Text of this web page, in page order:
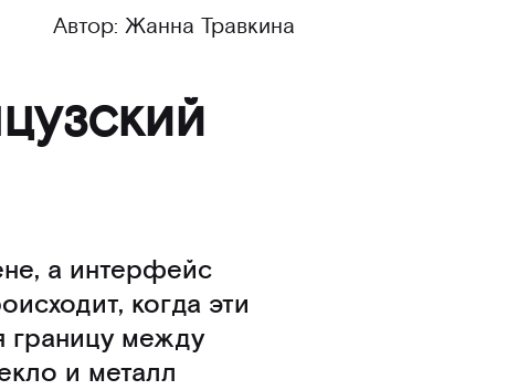
Автор: Жанна Травкина
а интерфейс
когда эти
границу между
и металл